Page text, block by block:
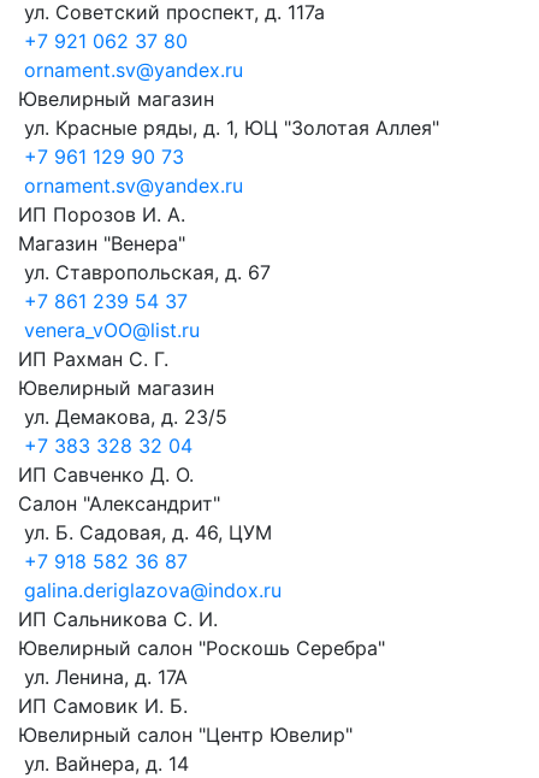
ул. Советский проспект, д. 117а
+7 921 062 37 80
ornament.sv@yandex.ru
Ювелирный магазин
ул. Красные ряды, д. 1, ЮЦ "Золотая Аллея"
+7 961 129 90 73
ornament.sv@yandex.ru
ИП Порозов И. А.
Магазин "Венера"
ул. Ставропольская, д. 67
+7 861 239 54 37
venera_vOO@list.ru
ИП Рахман С. Г.
Ювелирный магазин
ул. Демакова, д. 23/5
+7 383 328 32 04
ИП Савченко Д. О.
Салон "Александрит"
ул. Б. Садовая, д. 46, ЦУМ
+7 918 582 36 87
galina.deriglazova@indox.ru
ИП Сальникова С. И.
Ювелирный салон "Роскошь Серебра"
ул. Ленина, д. 17А
ИП Самовик И. Б.
Ювелирный салон "Центр Ювелир"
ул. Вайнера, д. 14